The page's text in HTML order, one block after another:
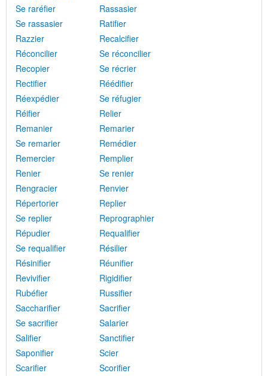
Se raréfier
Rassasier
Se rassasier
Ratifier
Razzier
Recalcifier
Réconcilier
Se réconcilier
Recopier
Se récrier
Rectifier
Réédifier
Réexpédier
Se réfugier
Réifier
Relier
Remanier
Remarier
Se remarier
Remédier
Remercier
Remplier
Renier
Se renier
Rengracier
Renvier
Répertorier
Replier
Se replier
Reprographier
Répudier
Requalifier
Se requalifier
Résilier
Résinifier
Réunifier
Revivifier
Rigidifier
Rubéfier
Russifier
Saccharifier
Sacrifier
Se sacrifier
Salarier
Salifier
Sanctifier
Saponifier
Scier
Scarifier
Scorifier